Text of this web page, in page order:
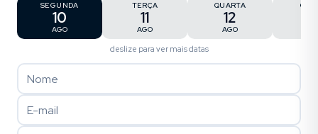
SEGUNDA
10
AGO
TERÇA
11
AGO
QUARTA
12
AGO
deslize para ver mais datas